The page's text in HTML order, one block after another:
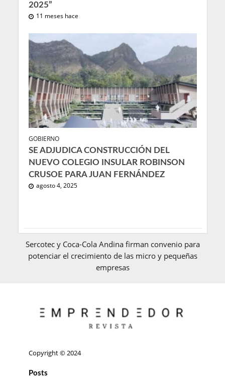
2025”
11 meses hace
GOBIERNO
SE ADJUDICA CONSTRUCCIÓN DEL
NUEVO COLEGIO INSULAR ROBINSON
CRUSOE PARA JUAN FERNÁNDEZ
agosto 4, 2025
Sercotec y Coca-Cola Andina firman convenio para
potenciar el crecimiento de las micro y pequeñas
empresas
Copyright © 2024
Posts